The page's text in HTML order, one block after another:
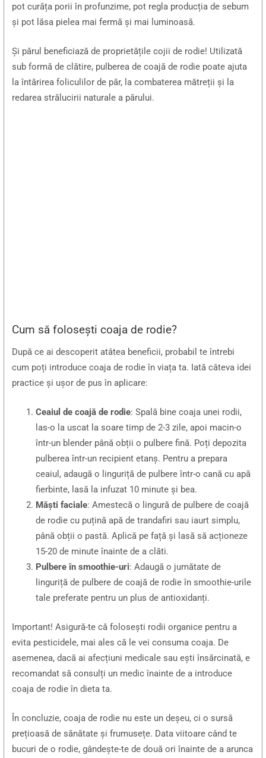
pot curăța porii în profunzime, pot regla producția de sebum
și pot lăsa pielea mai fermă și mai luminoasă.
Și părul beneficiază de proprietățile cojii de rodie! Utilizată
sub formă de clătire, pulberea de coajă de rodie poate ajuta
la întărirea foliculilor de păr, la combaterea mătreții și la
redarea strălucirii naturale a părului.
Cum să folosești coaja de rodie?
După ce ai descoperit atâtea beneficii, probabil te întrebi
cum poți introduce coaja de rodie în viața ta. Iată câteva idei
practice și ușor de pus în aplicare:
Ceaiul de coajă de rodie: Spală bine coaja unei rodii,
las-o la uscat la soare timp de 2-3 zile, apoi macin-o
într-un blender până obții o pulbere fină. Poți depozita
pulberea într-un recipient etanș. Pentru a prepara
ceaiul, adaugă o linguriță de pulbere într-o cană cu apă
fierbinte, lasă la infuzat 10 minute și bea.
Măști faciale: Amestecă o lingură de pulbere de coajă
de rodie cu puțină apă de trandafiri sau iaurt simplu,
până obții o pastă. Aplică pe față și lasă să acționeze
15-20 de minute înainte de a clăti.
Pulbere în smoothie-uri: Adaugă o jumătate de
linguriță de pulbere de coajă de rodie în smoothie-urile
tale preferate pentru un plus de antioxidanți.
Important! Asigură-te că folosești rodii organice pentru a
evita pesticidele, mai ales că le vei consuma coaja. De
asemenea, dacă ai afecțiuni medicale sau ești însărcinată, e
recomandat să consulți un medic înainte de a introduce
coaja de rodie în dieta ta.
În concluzie, coaja de rodie nu este un deșeu, ci o sursă
prețioasă de sănătate și frumusețe. Data viitoare când te
bucuri de o rodie, gândește-te de două ori înainte de a arunca